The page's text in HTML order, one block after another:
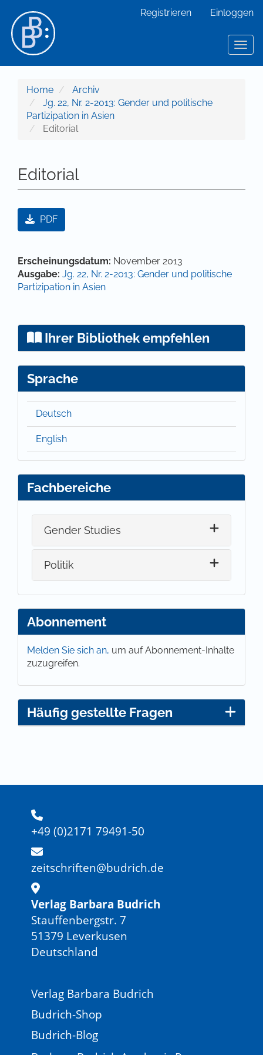
Hauptinhalt
Sidebar
Registrieren Einloggen
Home
Archiv
Jg. 22, Nr. 2-2013: Gender und politische
Partizipation in Asien
Editorial
Editorial
Artikel-Sidebar
PDF
Hauptsächlicher Artikelinhalt
Artikel-Details
Erscheinungsdatum: November 2013
Ausgabe: Jg. 22, Nr. 2-2013: Gender und politische
Partizipation in Asien
Ihrer Bibliothek empfehlen
Sprache
Deutsch
English
Fachbereiche
Gender Studies
Politik
Abonnement
Melden Sie sich an, um auf Abonnement-Inhalte
zuzugreifen.
Häufig gestellte Fragen
+49 (0)2171 79491-50
zeitschriften@budrich.de
Verlag Barbara Budrich
Stauffenbergstr. 7
51379 Leverkusen
Deutschland
Verlag Barbara Budrich
Budrich-Shop
Budrich-Blog